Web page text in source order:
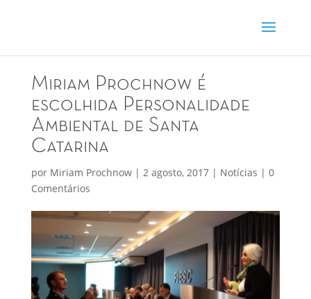
Miriam Prochnow é
escolhida Personalidade
Ambiental de Santa
Catarina
por Miriam Prochnow| 2 agosto, 2017| Notícias | 0
Comentários